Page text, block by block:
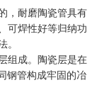
， 耐磨陶瓷管具有
可焊性好等归纳功
。
组成。陶瓷层是在
钢管构成牢固的冶